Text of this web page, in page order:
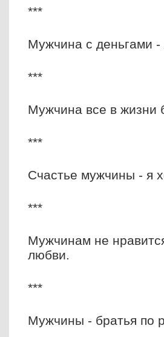
***
Мужчина с деньгами
***
Мужчина все в жизни
***
Счастье мужчины - я
***
Мужчинам не
любви.
***
Мужчины - братья по